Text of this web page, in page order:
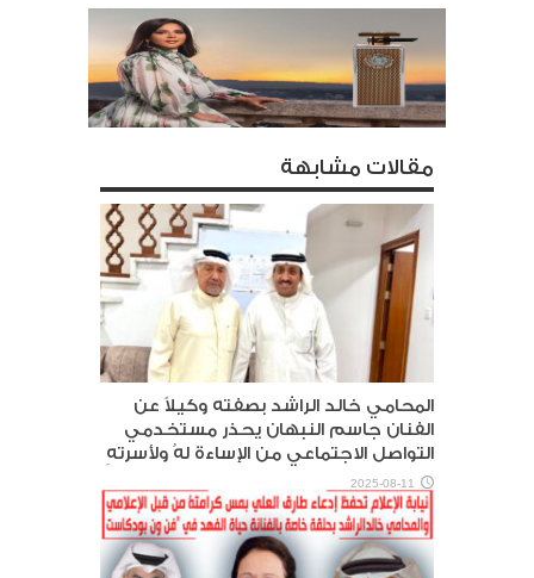
مقالات مشابهة
المحامي خالد الراشد بصفته وكيلاً عن
الفنان جاسم النبهان يحذر مستخدمي
التواصل الاجتماعي من الإساءة لهُ ولأسرتهِ
2025-08-11